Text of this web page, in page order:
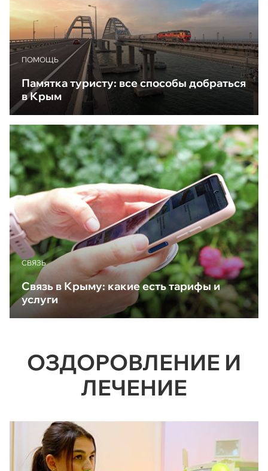
ПОМОЩЬ
Памятка туристу: все способы добраться
в Крым
CВЯЗЬ
Связь в Крыму: какие есть тарифы и
услуги
ОЗДОРОВЛЕНИЕ И
ЛЕЧЕНИЕ